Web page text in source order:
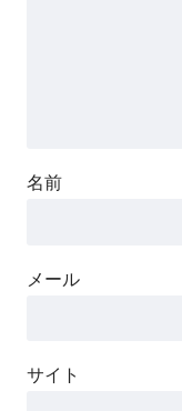
名前
メール
サイト